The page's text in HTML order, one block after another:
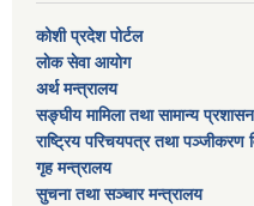
कोशी प्रदेश पोर्टल
लाेक सेवा आयाेग
अर्थ मन्त्रालय
सङ्घीय मामिला तथा सामान्य
राष्‍ट्रिय परिचयपत्र तथा पञ्‍जीकरण
गृह मन्त्रालय
सुचना तथा सञ्चार मन्त्रालय